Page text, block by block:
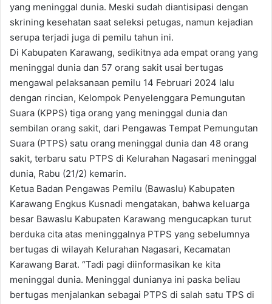
yang meninggal dunia. Meski sudah diantisipasi dengan
skrining kesehatan saat seleksi petugas, namun kejadian
serupa terjadi juga di pemilu tahun ini.
Di Kabupaten Karawang, sedikitnya ada empat orang yang
meninggal dunia dan 57 orang sakit usai bertugas
mengawal pelaksanaan pemilu 14 Februari 2024 lalu
dengan rincian, Kelompok Penyelenggara Pemungutan
Suara (KPPS) tiga orang yang meninggal dunia dan
sembilan orang sakit, dari Pengawas Tempat Pemungutan
Suara (PTPS) satu orang meninggal dunia dan 48 orang
sakit, terbaru satu PTPS di Kelurahan Nagasari meninggal
dunia, Rabu (21/2) kemarin.
Ketua Badan Pengawas Pemilu (Bawaslu) Kabupaten
Karawang Engkus Kusnadi mengatakan, bahwa keluarga
besar Bawaslu Kabupaten Karawang mengucapkan turut
berduka cita atas meninggalnya PTPS yang sebelumnya
bertugas di wilayah Kelurahan Nagasari, Kecamatan
Karawang Barat. “Tadi pagi diinformasikan ke kita
meninggal dunia. Meninggal dunianya ini paska beliau
bertugas menjalankan sebagai PTPS di salah satu TPS di